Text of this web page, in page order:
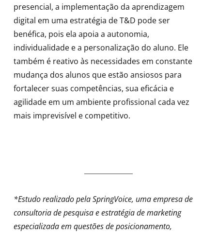
presencial, a implementação da aprendizagem
digital em uma estratégia de T&D pode ser
benéfica, pois ela apoia a autonomia,
individualidade e a personalização do aluno. Ele
também é reativo às necessidades em constante
mudança dos alunos que estão ansiosos para
fortalecer suas competências, sua eficácia e
agilidade em um ambiente profissional cada vez
mais imprevisível e competitivo.
*Estudo realizado pela SpringVoice, uma empresa de
consultoria de pesquisa e estratégia de marketing
especializada em questões de posicionamento,